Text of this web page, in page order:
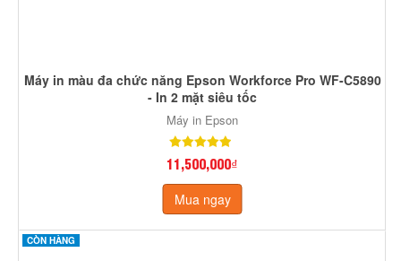
Máy in màu đa chức năng Epson Workforce Pro WF-C5890
- In 2 mặt siêu tốc
Máy in Epson
11,500,000₫
Mua ngay
CÒN HÀNG